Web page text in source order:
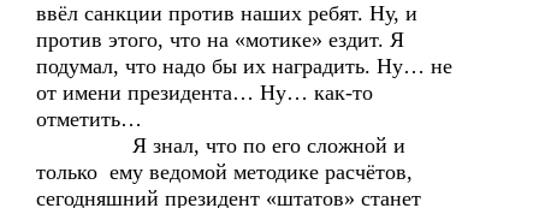
ввёл санкции против наших ребят. Ну, и
против этого, что на «мотике» ездит. Я
подумал, что надо бы их наградить. Ну… не
от имени президента… Ну… как-то
отметить…
Я знал, что по его сложной и
только ему ведомой методике расчётов,
сегодняшний президент «штатов» станет